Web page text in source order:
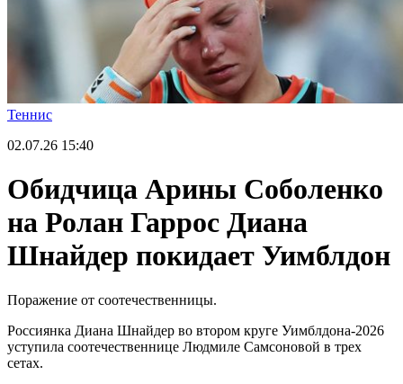
Теннис
02.07.26 15:40
Обидчица Арины Соболенко
на Ролан Гаррос Диана
Шнайдер покидает Уимблдон
Поражение от соотечественницы.
Россиянка Диана Шнайдер во втором круге Уимблдона-2026
уступила соотечественнице Людмиле Самсоновой в трех
сетах.